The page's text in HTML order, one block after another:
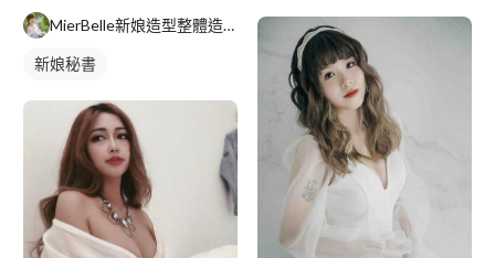
MierBelle新娘造型整體造型工作室
新娘秘書